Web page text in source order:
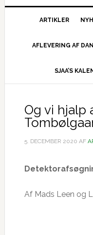
ARTIKLER
AFLEVERING AF
SJAA’S
Og vi
5. DECEMBER 2020 AF
Af Mads Leen og